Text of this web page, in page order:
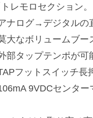
レモロセクション。
ナログ→デジタルの
大なボリュームブー
部タップテンポが可
フットスイッチ長
9VDCセンター